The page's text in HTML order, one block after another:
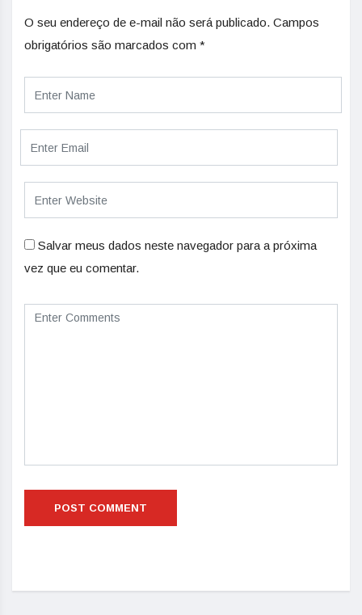
O seu endereço de e-mail não será publicado. Campos
obrigatórios são marcados com *
Salvar meus dados neste navegador para a próxima
vez que eu comentar.